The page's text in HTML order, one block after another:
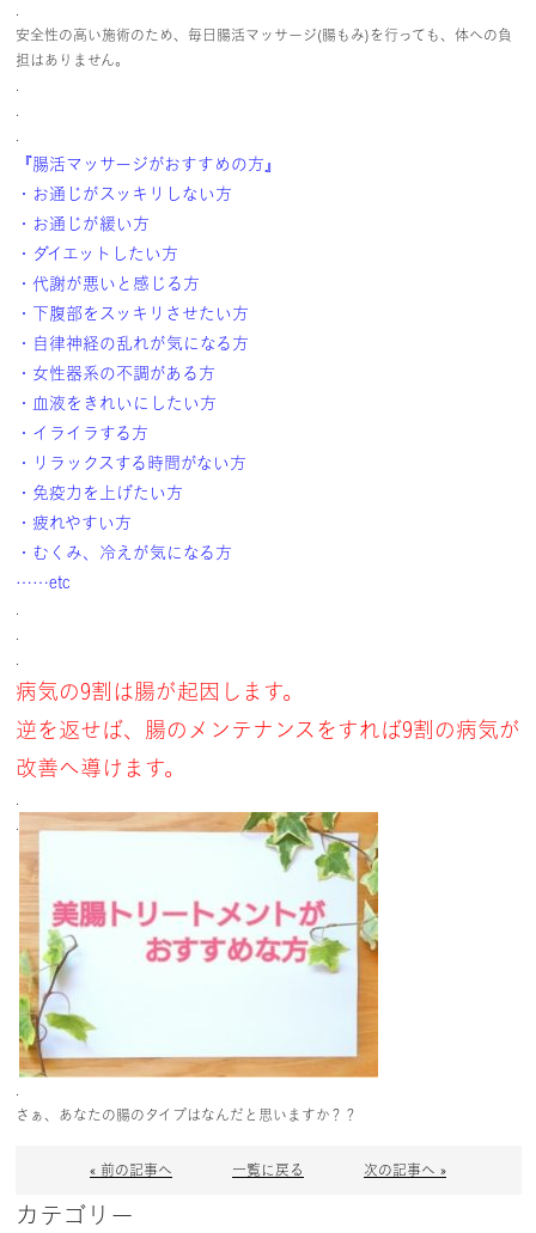
.
安全性の高い施術のため、毎日腸活マッサージ(腸もみ)を行っても、体への負
担はありません。
.
.
.
『腸活マッサージがおすすめの方』
・お通じがスッキリしない方
・お通じが緩い方
・ダイエットしたい方
・代謝が悪いと感じる方
・下腹部をスッキリさせたい方
・自律神経の乱れが気になる方
・女性器系の不調がある方
・血液をきれいにしたい方
・イライラする方
・リラックスする時間がない方
・免疫力を上げたい方
・疲れやすい方
・むくみ、冷えが気になる方
……etc
.
.
.
病気の9割は腸が起因します。
逆を返せば、腸のメンテナンスをすれば9割の病気が
改善へ導けます。
.
.
.
さぁ、あなたの腸のタイプはなんだと思いますか？？
« 前の記事へ 一覧に戻る 次の記事へ »
カテゴリー